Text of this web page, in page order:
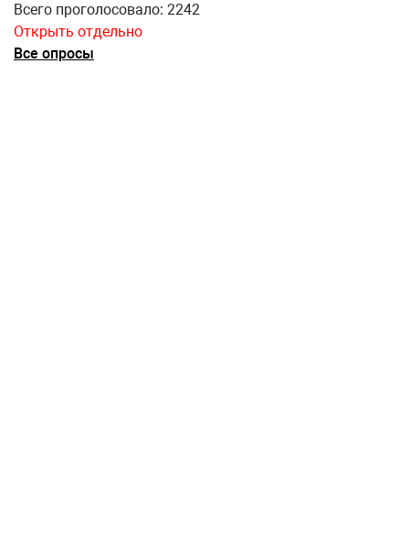
Всего проголосовало: 2242
Открыть отдельно
Все опросы